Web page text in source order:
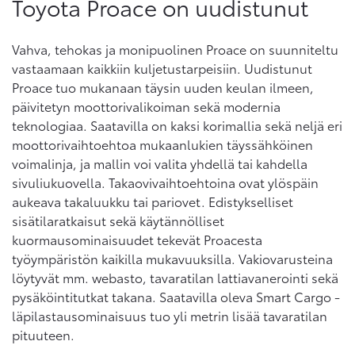
Toyota Proace on uudistunut
Vahva, tehokas ja monipuolinen Proace on suunniteltu
vastaamaan kaikkiin kuljetustarpeisiin. Uudistunut
Proace tuo mukanaan täysin uuden keulan ilmeen,
päivitetyn moottorivalikoiman sekä modernia
teknologiaa. Saatavilla on kaksi korimallia sekä neljä eri
moottorivaihtoehtoa mukaanlukien täyssähköinen
voimalinja, ja mallin voi valita yhdellä tai kahdella
sivuliukuovella. Takaovivaihtoehtoina ovat ylöspäin
aukeava takaluukku tai pariovet. Edistykselliset
sisätilaratkaisut sekä käytännölliset
kuormausominaisuudet tekevät Proacesta
työympäristön kaikilla mukavuuksilla. Vakiovarusteina
löytyvät mm. webasto, tavaratilan lattiavanerointi sekä
pysäköintitutkat takana. Saatavilla oleva Smart Cargo -
läpilastausominaisuus tuo yli metrin lisää tavaratilan
pituuteen.